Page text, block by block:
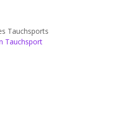
Tauchsports
Tauchsport